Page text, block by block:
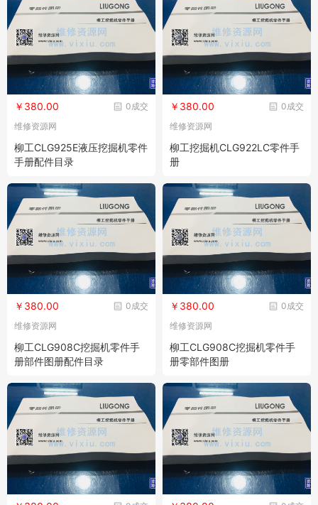
0成交
￥380.00
维修资源网
柳工CLG925E液压挖掘机零件
手册配件目录
0成交
￥380.00
维修资源网
柳工挖掘机CLG922LC零件手
册
0成交
￥380.00
维修资源网
柳工CLG908C挖掘机零件手
册部件图册配件目录
0成交
￥380.00
维修资源网
柳工CLG908C挖掘机零件手
册零部件图册